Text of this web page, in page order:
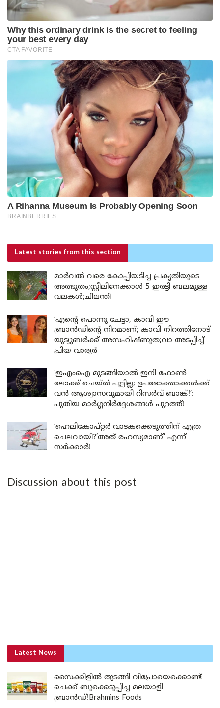
Latest stories from this section
മാർവൽ വരെ കോപ്പിയടിച്ച പ്രകൃതിയുടെ
അത്ഭുതം;സ്റ്റീലിനേക്കാൾ 5 ഇരട്ടി ബലമുള്ള
വലകൾ;ചിലന്തി
‘എന്റെ പൊന്നു ചേട്ടാ, കാവി ഈ
ബ്രാൻഡിന്റെ നിറമാണ്; കാവി നിറത്തിനോട്
യൂട്യൂബർക്ക് അസഹിഷ്ണുത;വാ അടപ്പിച്ച്
പ്രിയ വാര്യർ
‘ഇഎംഐ മുടങ്ങിയാൽ ഇനി ഫോൺ
ലോക്ക് ചെയ്ത് പൂട്ടില്ല; ഉപഭോക്താക്കൾക്ക്
വൻ ആശ്വാസവുമായി റിസർവ് ബാങ്ക്!’:
പുതിയ മാർഗ്ഗനിർദ്ദേശങ്ങൾ പുറത്ത്!
‘ഹെലികോപ്റ്റർ വാടകക്കെടുത്തിന് എത്ര
ചെലവായി?’അത് രഹസ്യമാണ്’ എന്ന്
സർക്കാർ!
Discussion about this post
Latest News
സൈക്കിളിൽ തുടങ്ങി വിപ്രോയെക്കൊണ്ട്
ചെക്ക് ബുക്കെടുപ്പിച്ച മലയാളി
ബ്രാൻഡ്!Brahmins Foods